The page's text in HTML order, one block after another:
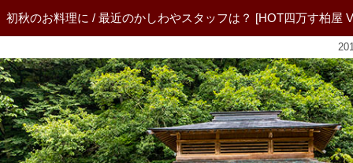
初秋のお料理に / 最近のかしわやスタッフは？ [HOT四万す柏屋